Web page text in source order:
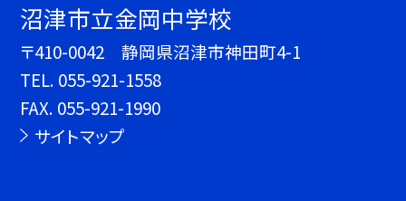
沼津市立金岡中学校
〒410-0042 静岡県沼津市神田町4-1
TEL. 055-921-1558
FAX. 055-921-1990
サイトマップ